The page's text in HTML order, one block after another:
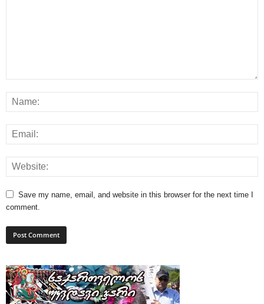
Save my name, email, and website in this browser for the next time I
comment.